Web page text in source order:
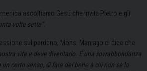
ascoltiamo Gesú che invita Pietro e gli
volte sette”.
sul perdono, Mons. Maniago ci dice che
vita e deve diventarlo. É una sovrabbondanza
certo senso, di fare del bene a chi non se lo